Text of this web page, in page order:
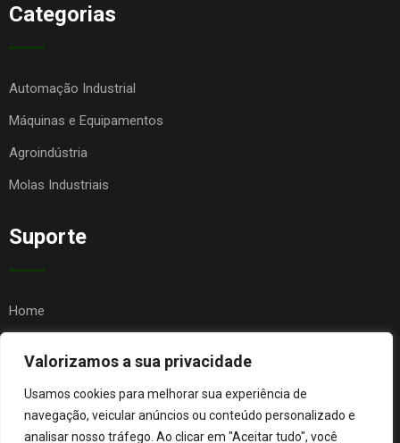
Valorizamos a sua privacidade
Usamos cookies para melhorar sua experiência de
navegação, veicular anúncios ou conteúdo personalizado e
analisar nosso tráfego. Ao clicar em "Aceitar tudo", você
Categorias
Automação Industrial
Máquinas e Equipamentos
Agroindústria
Molas Industriais
Suporte
Home